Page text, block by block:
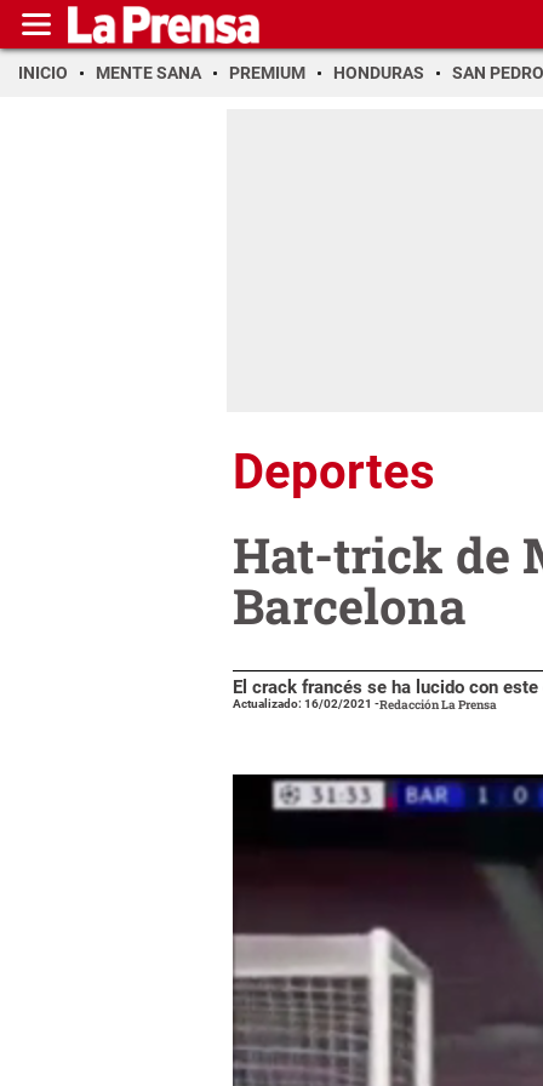
INICIO MENTE SANA PREMIUM HONDURAS SAN PEDRO
Deportes
Hat-trick de
Barcelona
El crack francés se ha lucido con
Actualizado: 16/02/2021 -Redacción La Prensa